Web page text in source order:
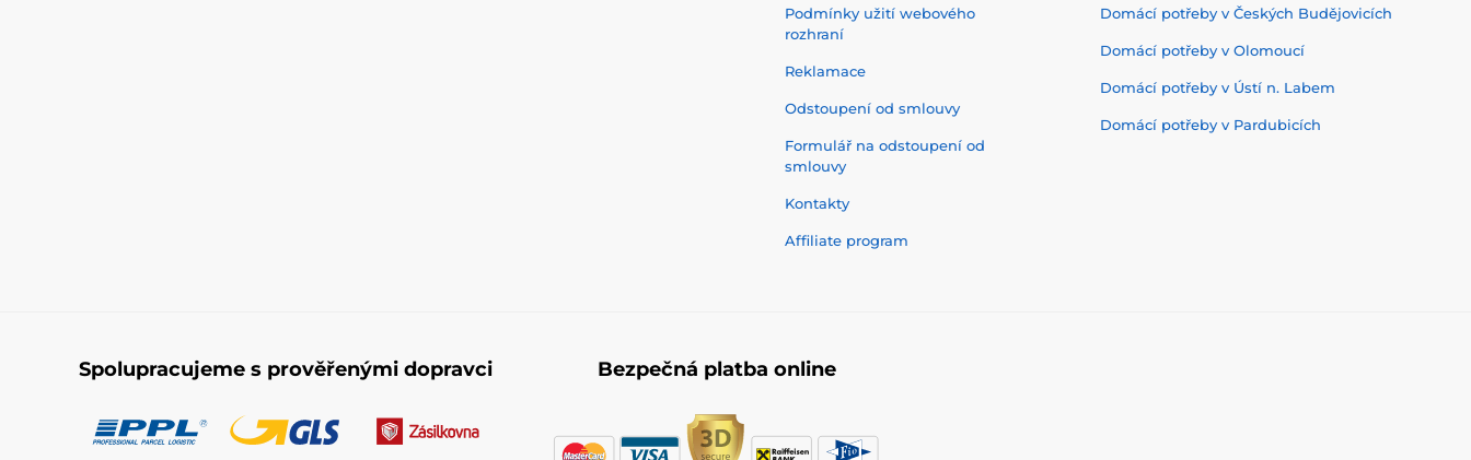
Podmínky užití webového
rozhraní
Reklamace
Odstoupení od smlouvy
Formulář na odstoupení od
smlouvy
Kontakty
Affiliate program
Domácí potřeby v Českých Budějovicích
Domácí potřeby v Olomoucí
Domácí potřeby v Ústí n. Labem
Domácí potřeby v Pardubicích
Spolupracujeme s prověřenými dopravci Bezpečná platba online